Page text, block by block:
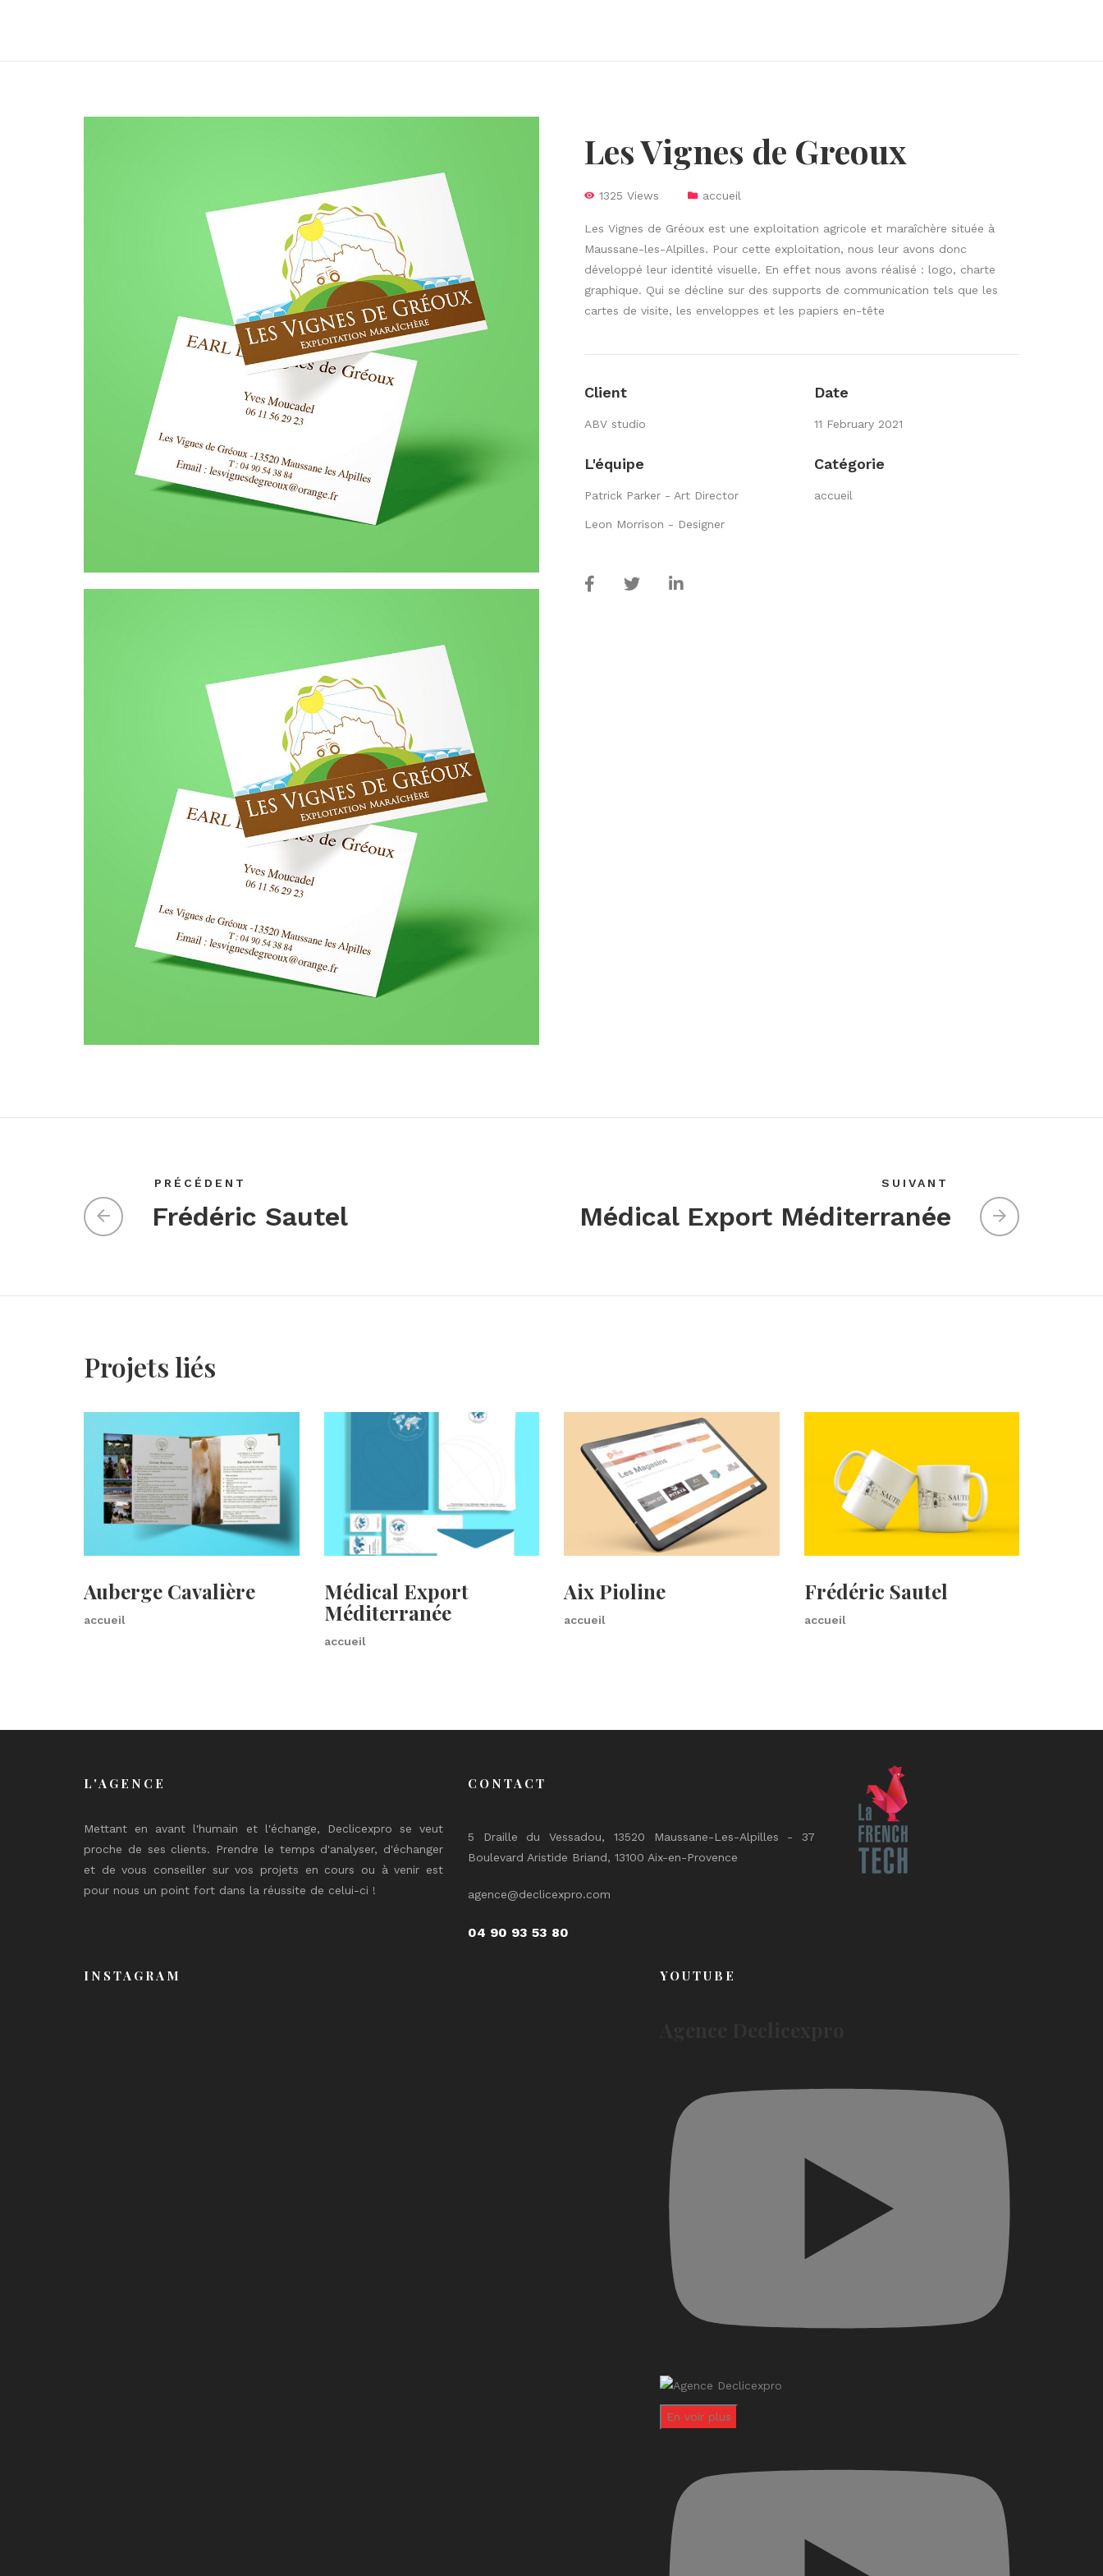
Les Vignes de Greoux
1325 Views accueil
Les Vignes de Gréoux est une exploitation agricole et maraîchère située à
Maussane-les-Alpilles. Pour cette exploitation, nous leur avons donc
développé leur identité visuelle. En effet nous avons réalisé : logo, charte
graphique. Qui se décline sur des supports de communication tels que les
cartes de visite, les enveloppes et les papiers en-tête
Client
ABV studio
Date
11 February 2021
L'équipe
Patrick Parker - Art Director
Leon Morrison - Designer
Catégorie
accueil
PRÉCÉDENT
Frédéric Sautel
SUIVANT
Médical Export Méditerranée
Projets liés
Auberge Cavalière
accueil
Médical Export
Méditerranée
accueil
Aix Pioline
accueil
Frédéric Sautel
accueil
L'AGENCE
Mettant en avant l'humain et l'échange, Declicexpro se veut
proche de ses clients. Prendre le temps d'analyser, d'échanger
et de vous conseiller sur vos projets en cours ou à venir est
pour nous un point fort dans la réussite de celui-ci !
CONTACT
5 Draille du Vessadou, 13520 Maussane-Les-Alpilles - 37
Boulevard Aristide Briand, 13100 Aix-en-Provence
agence@declicexpro.com
04 90 93 53 80
INSTAGRAM YOUTUBE
En voir plus